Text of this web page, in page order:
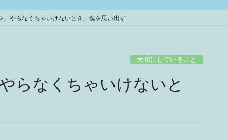
、やらなくちゃいけないとき、魂を思い出す
大切にしていること
らなくちゃいけないと